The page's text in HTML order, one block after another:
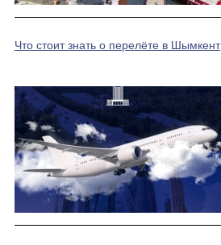
Что стоит знать о перелёте в Шымкент